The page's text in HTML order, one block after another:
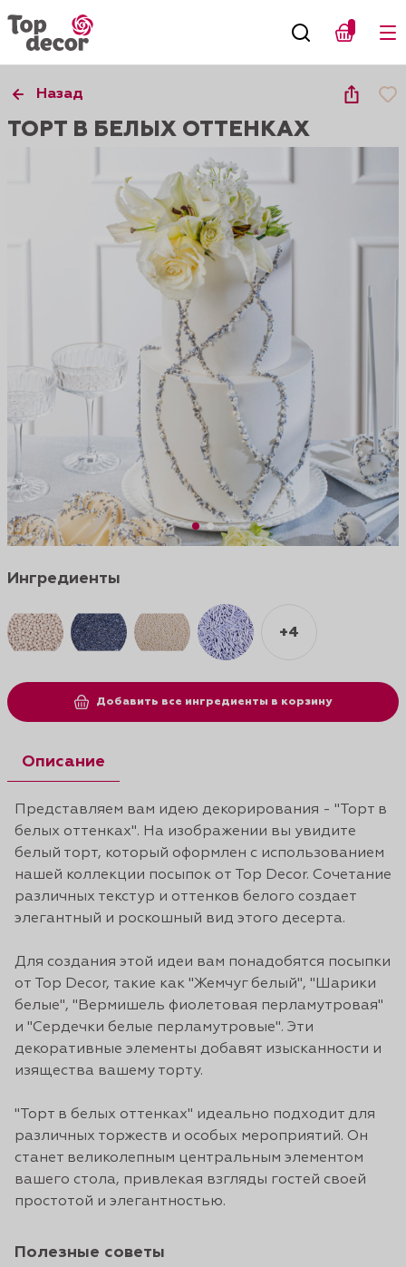
Назад
ТОРТ В БЕЛЫХ ОТТЕНКАХ
Ингредиенты
+4
Добавить все ингредиенты в корзину
Описание
Представляем вам идею декорирования - "Торт в
белых оттенках". На изображении вы увидите
белый торт, который оформлен с использованием
нашей коллекции посыпок от Top Decor. Сочетание
различных текстур и оттенков белого создает
элегантный и роскошный вид этого десерта.
Для создания этой идеи вам понадобятся посыпки
от Top Decor, такие как "Жемчуг белый", "Шарики
белые", "Вермишель фиолетовая перламутровая"
и "Сердечки белые перламутровые". Эти
декоративные элементы добавят изысканности и
изящества вашему торту.
"Торт в белых оттенках" идеально подходит для
различных торжеств и особых мероприятий. Он
станет великолепным центральным элементом
вашего стола, привлекая взгляды гостей своей
простотой и элегантностью.
Полезные советы